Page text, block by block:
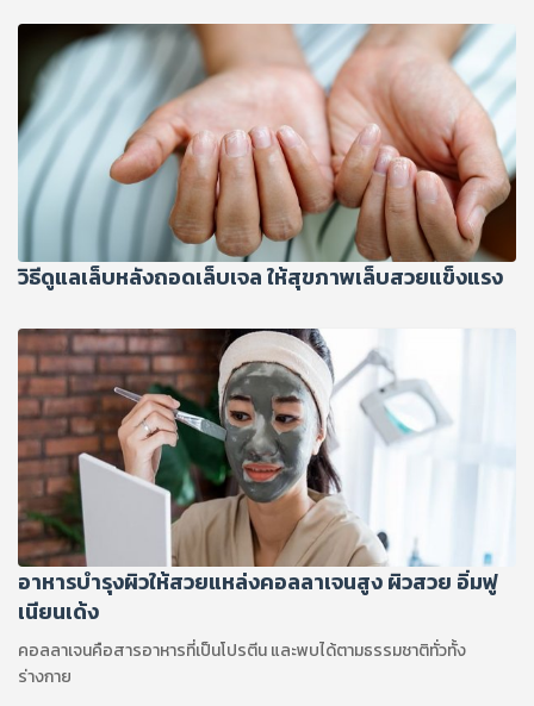
วิธีดูแลเล็บหลังถอดเล็บเจล ให้สุขภาพเล็บสวยแข็งแรง
อาหารบำรุงผิวให้สวยแหล่งคอลลาเจนสูง ผิวสวย อิ่มฟู
เนียนเด้ง
คอลลาเจนคือสารอาหารที่เป็นโปรตีน และพบได้ตามธรรมชาติทั่วทั้ง
ร่างกาย